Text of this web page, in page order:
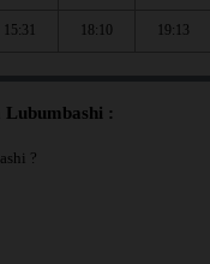
15:31 18:10 19:13
Lubumbashi :
?